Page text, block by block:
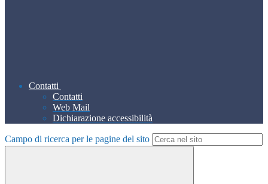
Contatti
Contatti
Web Mail
Dichiarazione accessibilità
Campo di ricerca per le pagine del sito